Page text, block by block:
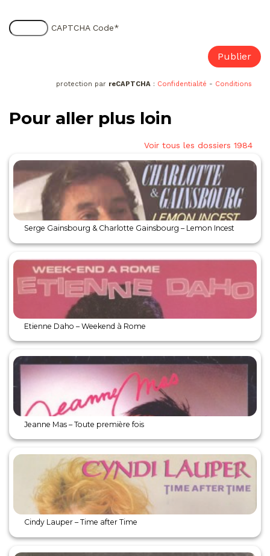
CAPTCHA Code*
protection par reCAPTCHA : Confidentialité - Conditions
Pour aller plus loin
Voir tous les dossiers 1984
Serge Gainsbourg & Charlotte Gainsbourg – Lemon Incest
Etienne Daho – Weekend à Rome
Jeanne Mas – Toute première fois
Cindy Lauper – Time after Time